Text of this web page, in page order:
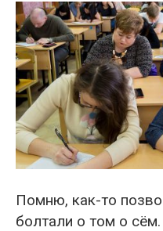
Помню, как-то
болтали о том о